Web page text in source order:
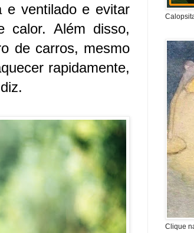
e ventilado e evitar
calor. Além disso,
de carros, mesmo
rapidamente,
Clique